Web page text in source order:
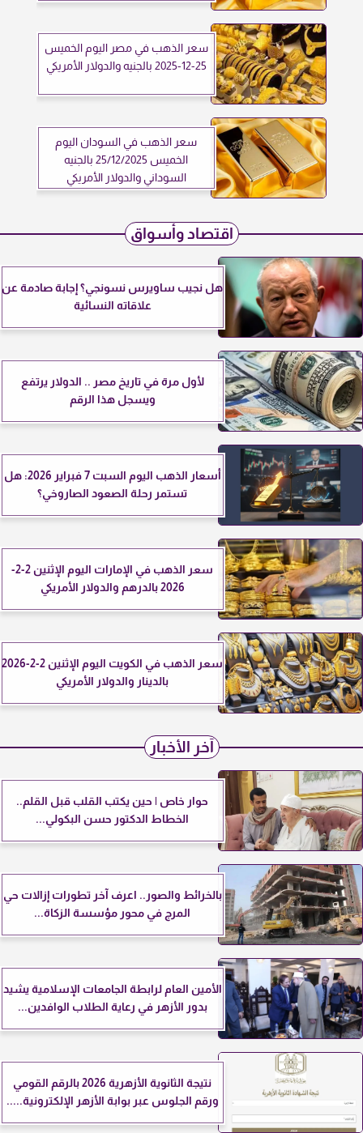
سعر الذهب في مصر اليوم الخميس
25-12-2025 بالجنيه والدولار الأمريكي
سعر الذهب في السودان اليوم
الخميس 25/12/2025 بالجنيه
السوداني والدولار الأمريكي
اقتصاد وأسواق
هل نجيب ساويرس نسونجي؟ إجابة صادمة عن
علاقاته النسائية
لأول مرة في تاريخ مصر .. الدولار يرتفع
ويسجل هذا الرقم
أسعار الذهب اليوم السبت 7 فبراير 2026: هل
تستمر رحلة الصعود الصاروخي؟
سعر الذهب في الإمارات اليوم الإثنين 2-2-
2026 بالدرهم والدولار الأمريكي
سعر الذهب في الكويت اليوم الإثنين 2-2-2026
بالدينار والدولار الأمريكي
آخر الأخبار
حوار خاص | حين يكتب القلب قبل القلم..
الخطاط الدكتور حسن البكولي...
بالخرائط والصور.. اعرف آخر تطورات إزالات حي
المرج في محور مؤسسة الزكاة...
الأمين العام لرابطة الجامعات الإسلامية يشيد
بدور الأزهر في رعاية الطلاب الوافدين...
نتيجة الثانوية الأزهرية 2026 بالرقم القومي
ورقم الجلوس عبر بوابة الأزهر الإلكترونية.....